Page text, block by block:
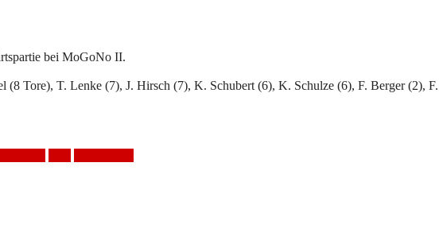
bei MoGoNo II.
Tore), T. Lenke (7), J. Hirsch (7), K. Schubert (6), K. Schulze (6), F. Berger (2),